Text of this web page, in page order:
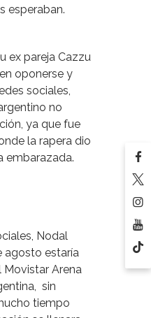
esperaban.
ex pareja Cazzu
oponerse y
sociales,
no
ya que fue
la rapera dio
embarazada.
Nodal
agosto estaría
Arena
sin
tiempo